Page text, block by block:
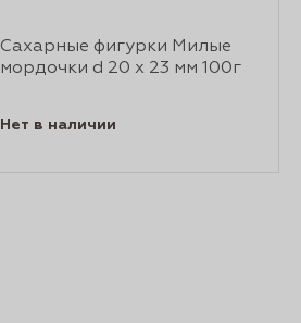
Сахарные фигурки Милые
мордочки d 20 х 23 мм 100г
Нет в наличии